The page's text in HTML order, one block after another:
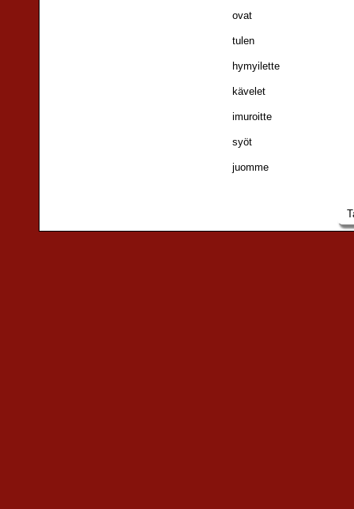
ovat
tulen
hymyilette
kävelet
imuroitte
syöt
juomme